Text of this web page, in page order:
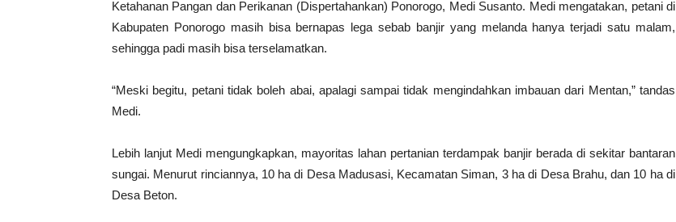
Ketahanan Pangan dan Perikanan (Dispertahankan) Ponorogo, Medi Susanto. Medi mengatakan, petani di
Kabupaten Ponorogo masih bisa bernapas lega sebab banjir yang melanda hanya terjadi satu malam,
sehingga padi masih bisa terselamatkan.
“Meski begitu, petani tidak boleh abai, apalagi sampai tidak mengindahkan imbauan dari Mentan,” tandas
Medi.
Lebih lanjut Medi mengungkapkan, mayoritas lahan pertanian terdampak banjir berada di sekitar bantaran
sungai. Menurut rinciannya, 10 ha di Desa Madusasi, Kecamatan Siman, 3 ha di Desa Brahu, dan 10 ha di
Desa Beton.